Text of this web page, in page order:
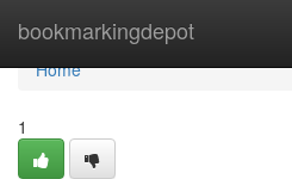
bookmarkingdepot
Home
Home
1